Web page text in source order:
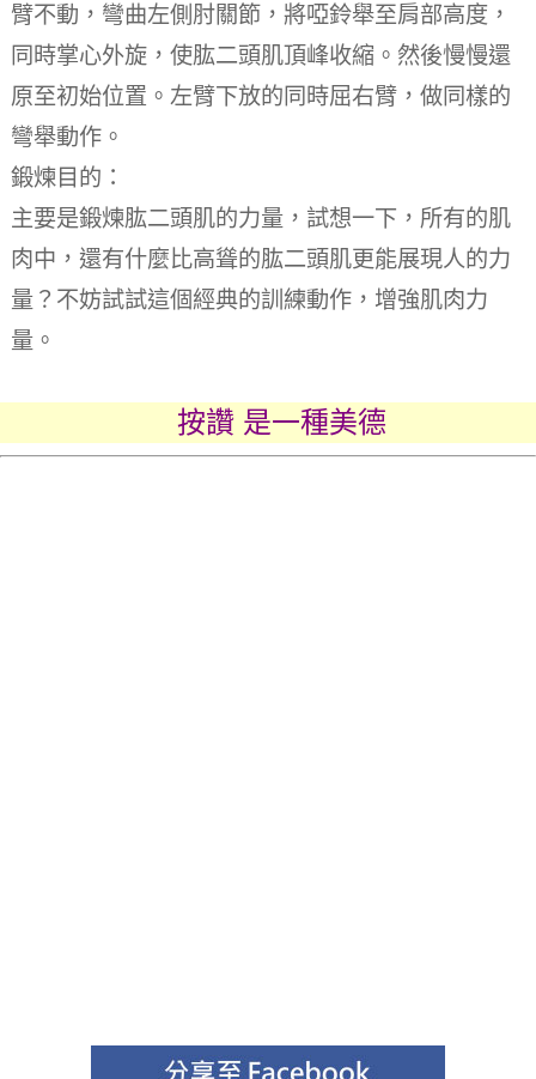
臂不動，彎曲左側肘關節，將啞鈴舉至肩部高度，
同時掌心外旋，使肱二頭肌頂峰收縮。 然後慢慢還
原至初始位置。 左臂下放的同時屈右臂，做同樣的
彎舉動作。
鍛煉目的：
主要是鍛煉肱二頭肌的力量，試想一下，所有的肌
肉中，還有什麼比高聳的肱二頭肌更能展現人的力
量？ 不妨試試這個經典的訓練動作，增強肌肉力
量。
按讚 是一種美德